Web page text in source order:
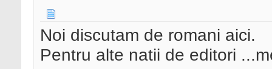
Noi discutam de romani aici.
Pentru alte natii de editori